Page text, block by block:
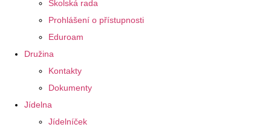
Školská rada
Prohlášení o přístupnosti
Eduroam
Družina
Kontakty
Dokumenty
Jídelna
Jídelníček